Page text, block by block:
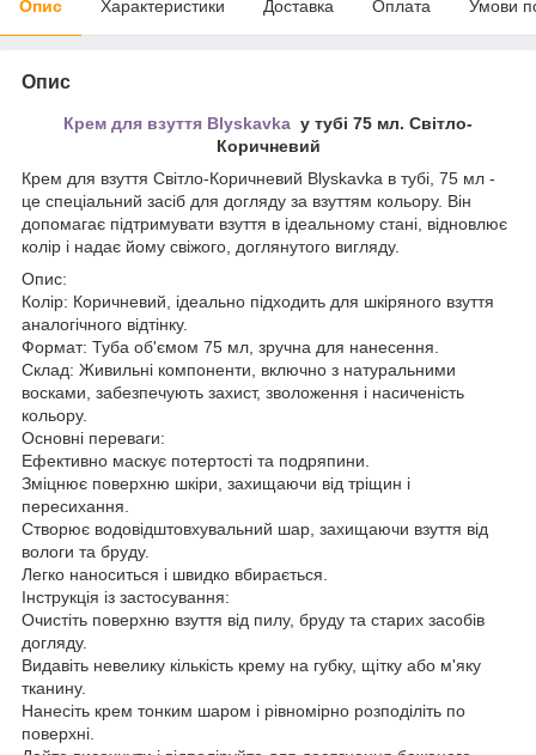
Опис Характеристики Доставка Оплата Умови
Опис
Крем для взуття Blyskavka у тубі 75 мл. Світло-
Коричневий
Крем для взуття Світло-Коричневий Blyskavka в тубі, 75 мл -
це спеціальний засіб для догляду за взуттям кольору. Він
допомагає підтримувати взуття в ідеальному стані, відновлює
колір і надає йому свіжого, доглянутого вигляду.
Опис:
Колір: Коричневий, ідеально підходить для шкіряного взуття
аналогічного відтінку.
Формат: Туба об'ємом 75 мл, зручна для нанесення.
Склад: Живильні компоненти, включно з натуральними
восками, забезпечують захист, зволоження і насиченість
кольору.
Основні переваги:
Ефективно маскує потертості та подряпини.
Зміцнює поверхню шкіри, захищаючи від тріщин і
пересихання.
Створює водовідштовхувальний шар, захищаючи взуття від
вологи та бруду.
Легко наноситься і швидко вбирається.
Інструкція із застосування:
Очистіть поверхню взуття від пилу, бруду та старих засобів
догляду.
Видавіть невелику кількість крему на губку, щітку або м'яку
тканину.
Нанесіть крем тонким шаром і рівномірно розподіліть по
поверхні.